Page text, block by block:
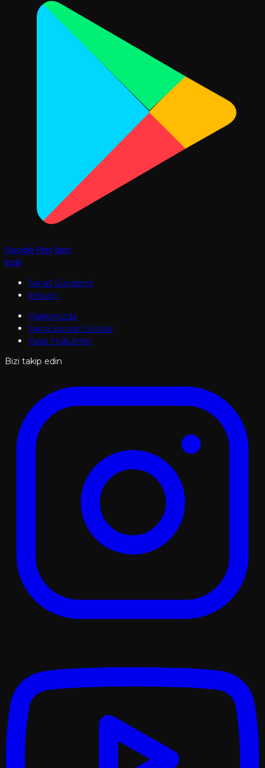
Google Play'den
İndir
Sanat Gündemi
İletişim
Hakkımızda
Sıkça Sorulan Sorular
Yasal Hükümler
Bizi takip edin